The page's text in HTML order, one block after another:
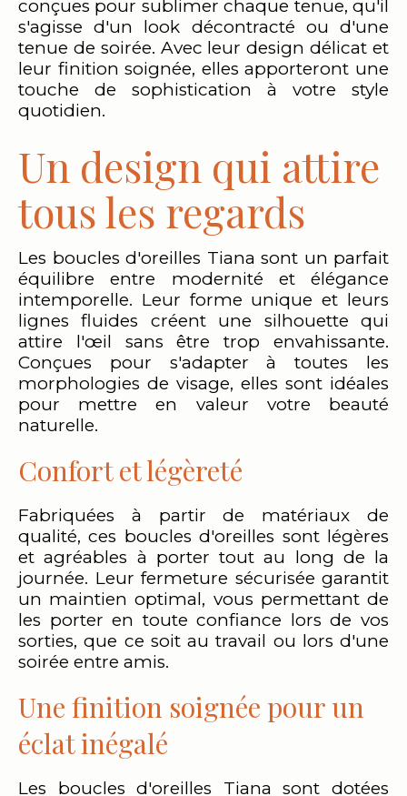
conçues pour sublimer chaque tenue, qu'il
s'agisse d'un look décontracté ou d'une
tenue de soirée. Avec leur design délicat et
leur finition soignée, elles apporteront une
touche de sophistication à votre style
quotidien.
Un design qui attire
tous les regards
Les boucles d'oreilles Tiana sont un parfait
équilibre entre modernité et élégance
intemporelle. Leur forme unique et leurs
lignes fluides créent une silhouette qui
attire l'œil sans être trop envahissante.
Conçues pour s'adapter à toutes les
morphologies de visage, elles sont idéales
pour mettre en valeur votre beauté
naturelle.
Confort et légèreté
Fabriquées à partir de matériaux de
qualité, ces boucles d'oreilles sont légères
et agréables à porter tout au long de la
journée. Leur fermeture sécurisée garantit
un maintien optimal, vous permettant de
les porter en toute confiance lors de vos
sorties, que ce soit au travail ou lors d'une
soirée entre amis.
Une finition soignée pour un
éclat inégalé
Les boucles d'oreilles Tiana sont dotées